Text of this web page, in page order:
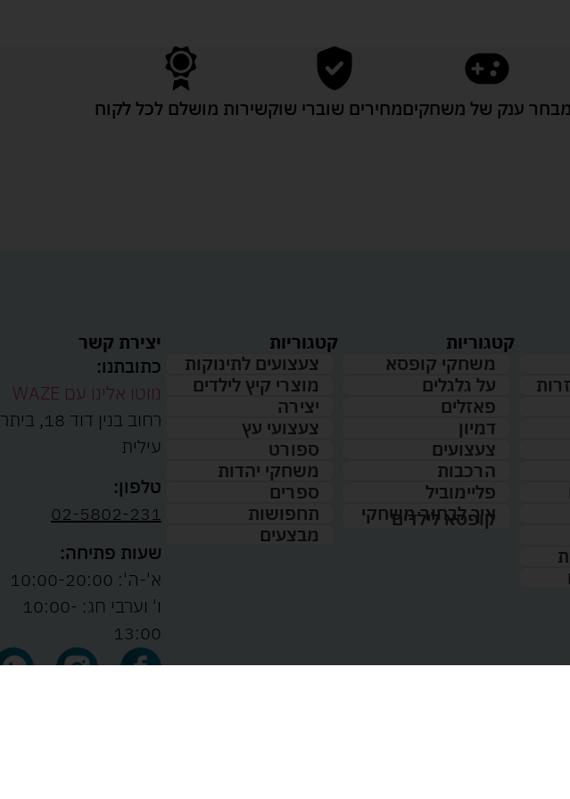
מבחר ענק של משחקיםמחירים שוברי שוקשירות מושלם לכל לקוח
קטגוריות
משחקי קופסא
על גלגלים
פאזלים
דמיון
צעצועים
הרכבות
פליימוביל
איך לבחור משחקי
קופסא לילדים
קטגוריות
צעצועים לתינוקות
מוצרי קיץ לילדים
יצירה
צעצועי עץ
ספורט
משחקי יהדות
ספרים
תחפושות
מבצעים
יצירת קשר
כתובתנו:
נווטו אלינו עם WAZE
רחוב בנין דוד 18, ביתר
עילית
טלפון:
02-5802-231
שעות פתיחה:
א'-ה': 10:00-20:00
ו' וערבי חג: 10:00-
13:00